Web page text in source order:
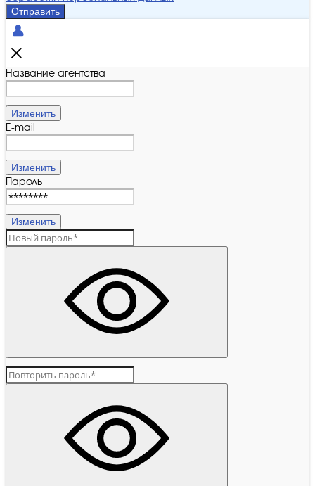
Отправить
Название агентства
Изменить
E-mail
Изменить
Пароль
Изменить